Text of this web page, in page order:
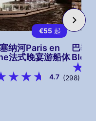
€55 起
纳河Paris en
法式晚宴游船体
4.7 (298)
巴黎
Bleu